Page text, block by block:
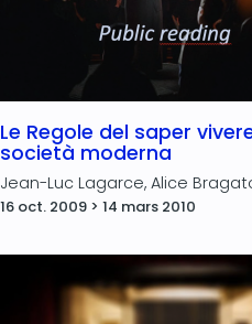
Le Regole del saper
società moderna
Jean-Luc Lagarce, Alice
16 oct. 2009 > 14 mars 2010